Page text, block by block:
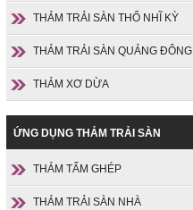
THẢM TRẢI SÀN THỔ NHĨ KỲ
THẢM TRẢI SÀN QUẢNG ĐÔNG
THẢM XƠ DỪA
ỨNG DỤNG THẢM TRẢI SÀN
THẢM TẤM GHÉP
THẢM TRẢI SÀN NHÀ